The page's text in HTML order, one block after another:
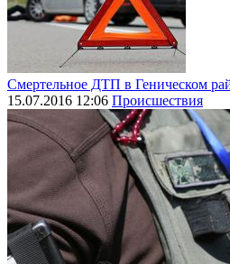
Смертельное ДТП в Геническом
15.07.2016 12:06 Происшествия